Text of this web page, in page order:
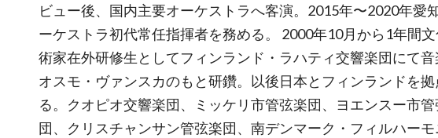
ビュー後、国内主要オーケストラへ客演。2015年〜2020年愛
ーケストラ初代常任指揮者を務める。 2000年10月から1年間
術家在外研修生としてフィンランド・ラハティ交響楽団にて音
オスモ・ヴァンスカのもと研鑽。以後日本とフィンランドを拠
る。クオピオ交響楽団、ミッケリ市管弦楽団、ヨエンスー市管
団、クリスチャンサン管弦楽団、南デンマーク・フィルハーモ